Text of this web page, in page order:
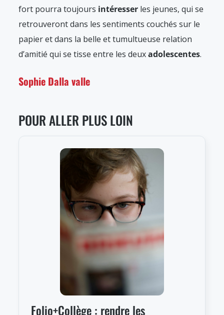
fort pourra toujours intéresser les jeunes, qui se
retrouveront dans les sentiments couchés sur le
papier et dans la belle et tumultueuse relation
d’amitié qui se tisse entre les deuxadolescentes.
Sophie Dalla valle
POUR ALLER PLUS LOIN
Folio+Collège : rendre les